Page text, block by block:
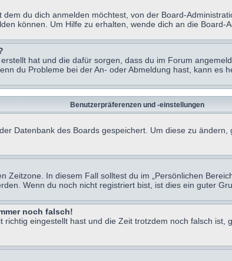
du dich anmelden möchtest, von der Board-
können. Um Hilfe zu erhalten, wende dich an die Board-
hat und die dafür sorgen, dass du im Forum
du Probleme bei der An- oder Abmeldung hast, kann es
Benutzerpräferenzen und -einstellungen
Datenbank des Boards gespeichert. Um diese zu
Zeitzone. In diesem Fall solltest du im „Persönlichen
Wenn du noch nicht registriert bist, ist dies ein guter
noch falsch!
eingestellt hast und die Zeit trotzdem noch falsch ist,